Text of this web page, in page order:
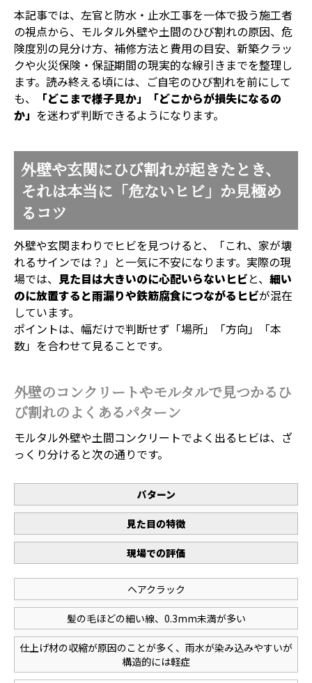
本記事では、左官と防水・止水工事を一体で扱う施工者
の視点から、モルタル外壁や土間のひび割れの原因、危
険度別の見分け方、補修方法と費用の目安、新築クラッ
クや火災保険・保証期間の現実的な線引きまでを整理し
ます。読み終える頃には、ご自宅のひび割れを前にして
も、
「どこまで様子見か」「どこからが損失になるの
か」 を迷わず判断できるようになります。
外壁や玄関にひび割れが起きたとき、
それは本当に「危ないヒビ」か見極め
るコツ
外壁や玄関まわりでヒビを見つけると、「これ、家が壊
れるサインでは？」と一気に不安になります。実際の現
場では、 見た目は大きいのに心配いらないヒビと、 細い
のに放置すると雨漏りや鉄筋腐食につながるヒビが混在
しています。
ポイントは、幅だけで判断せず「場所」「方向」「本
数」を合わせて見ることです。
外壁のコンクリートやモルタルで見つかるひ
び割れのよくあるパターン
モルタル外壁や土間コンクリートでよく出るヒビは、ざ
っくり分けると次の通りです。
パターン
見た目の特徴
現場での評価
ヘアクラック
髪の毛ほどの細い線、0.3mm未満が多い
仕上げ材の収縮が原因のことが多く、雨水が染み込みやすいが
構造的には軽症